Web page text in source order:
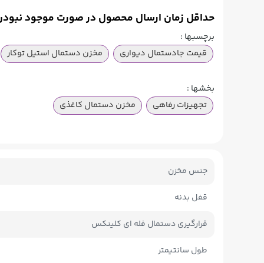
حداقل زمان ارسال محصول در صورت موجود نبودن کالا در انبار
برچسبها :
قیمت جادستمال دیواری
مخزن دستمال استیل توکار
بخشها :
تجهیزات رفاهی
مخزن دستمال کاغذی
جنس مخزن
قفل بدنه
قرارگیری دستمال فله ای کلینکس
طول سانتیمتر